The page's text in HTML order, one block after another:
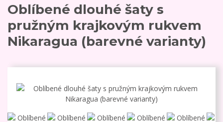
Oblíbené dlouhé šaty s
pružným krajkovým rukvem
Nikaragua (barevné varianty)